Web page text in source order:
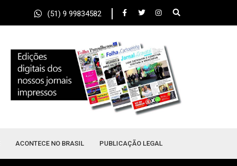
(51) 9 99834582
ACONTECE NO BRASIL PUBLICAÇÃO LEGAL